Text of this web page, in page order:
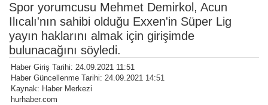
Spor yorumcusu Mehmet Demirkol, Acun
Ilıcalı'nın sahibi olduğu Exxen'in Süper Lig
yayın haklarını almak için girişimde
bulunacağını söyledi.
Haber Giriş Tarihi: 24.09.2021 11:51
Haber Güncellenme Tarihi: 24.09.2021 14:51
Kaynak: Haber Merkezi
hurhaber.com